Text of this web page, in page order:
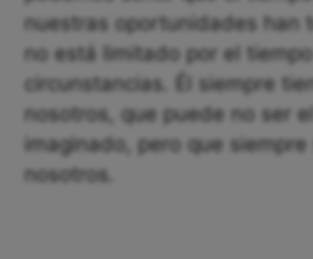
nuestras oportunidades han
no está limitado por el
circunstancias. Él siempre
nosotros, que puede no ser
imaginado, pero que
nosotros.